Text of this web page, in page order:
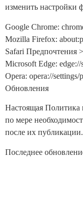
изменить настройки
Google Chrome:
Mozilla Firefox:
Safari Предпочтения
Microsoft Edge:
Opera: opera://settings/
Обновления
Настоящая Политика
по мере
после их публикации.
Последнее